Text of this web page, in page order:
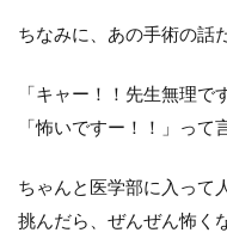
ちなみに、あの手術の話
「キャー！！先生無理で
「怖いですー！！」って
ちゃんと医学部に入って
挑んだら、ぜんぜん怖く